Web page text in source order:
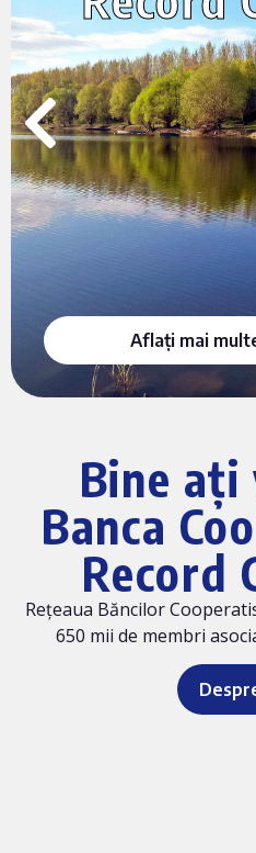
Aflați mai
Bine ați
Banca
Record
Rețeaua Băncilor
650 mii de membri